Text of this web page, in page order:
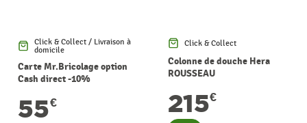
Click & Collect / Livraison à
domicile
Carte Mr.Bricolage option
Cash direct -10%
55€
Click & Collect
Colonne de douche Hera
ROUSSEAU
215€